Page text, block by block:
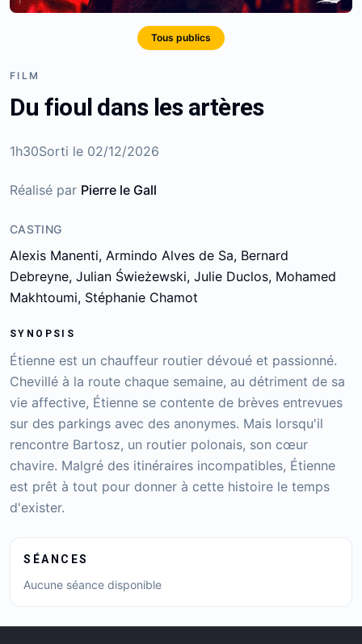
Tous publics
SÉANCES
Aucune séance disponible
FILM
Du fioul dans les artères
1h30Sorti le 02/12/2026
Réalisé par Pierre le Gall
CASTING
Alexis Manenti, Armindo Alves de Sa, Bernard
Debreyne, Julian Świeżewski, Julie Duclos, Mohamed
Makhtoumi, Stéphanie Chamot
SYNOPSIS
Étienne est un chauffeur routier dévoué et passionné.
Chevillé à la route chaque semaine, au détriment de sa
vie affective, Étienne se contente de brèves entrevues
sur des parkings avec des anonymes. Mais lorsqu'il
rencontre Bartosz, un routier polonais, son cœur
chavire. Malgré des itinéraires incompatibles, Étienne
est prêt à tout pour donner à cette histoire le temps
d'exister.